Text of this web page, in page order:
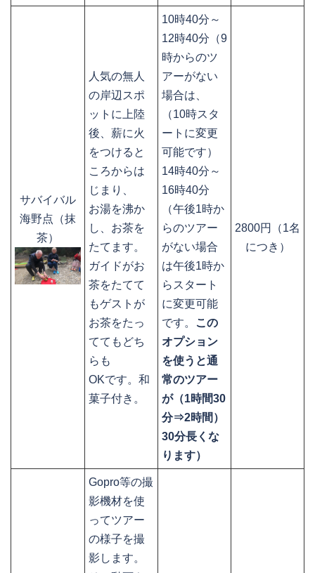
サバイバル
海野点（抹
茶）
人気の無人
の岸辺スポ
ットに上陸
後、薪に火
をつけると
ころからは
じまり、
お湯を沸か
し、お茶を
たてます。
ガイドがお
茶をたてて
もゲストが
お茶をたっ
ててもどち
らも
OKです。和
菓子付き。
10時40分～
12時40分（9
時からのツ
アーがない
場合は、
（10時スタ
ートに変更
可能です）
14時40分～
16時40分
（午後1時か
らのツアー
がない場合
は午後1時か
らスタート
に変更可能
です。
この
オプション
を使うと通
常のツアー
が（1時間30
分⇒2時間）
30分長くな
ります）
2800円（1名
につき）
Gopro等の撮
影機材を使
ってツアー
の様子を撮
影します。